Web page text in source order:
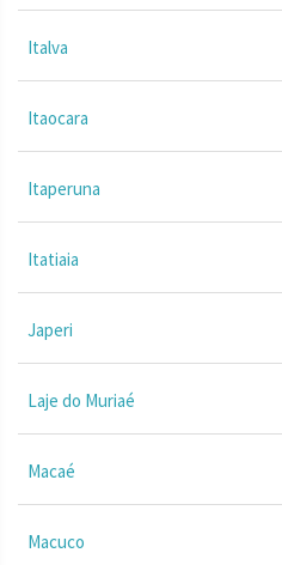
Italva
Itaocara
Itaperuna
Itatiaia
Japeri
Laje do Muriaé
Macaé
Macuco